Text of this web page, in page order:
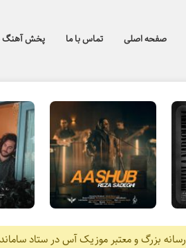
صفحه اصلی تماس با ما پخش آهنگ
رسانه بزرگ و معتبر موزیک آس در ستاد